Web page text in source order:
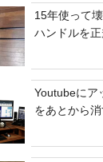
15年使って
ハンドルを
Youtubeにア
をあとから